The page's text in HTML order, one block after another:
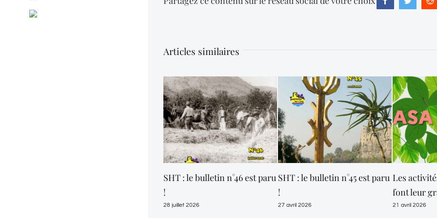
RSS
Articles similaires
SHT : le bulletin n°46 est paru
!
28 juillet 2026
SHT : le bulletin n°45 est paru
!
27 avril 2026
Les
font leur
21 avril 2026